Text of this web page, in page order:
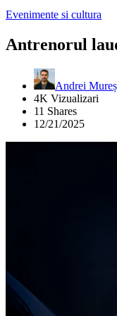
Evenimente si cultura
Antrenorul
Andrei
4K Vizualizari
11 Shares
12/21/2025